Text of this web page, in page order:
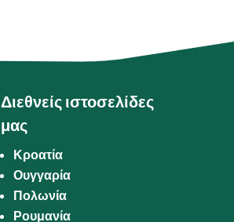
Διεθνείς ιστοσελίδες
μας
Κροατία
Ουγγαρία
Πολωνία
Ρουμανία